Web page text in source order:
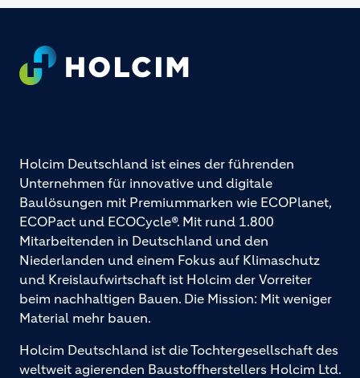
Footer
Holcim Deutschland ist eines der führenden
Unternehmen für innovative und digitale
Baulösungen mit Premiummarken wie ECOPlanet,
ECOPact und ECOCycle®. Mit rund 1.800
Mitarbeitenden in Deutschland und den
Niederlanden und einem Fokus auf Klimaschutz
und Kreislaufwirtschaft ist Holcim der Vorreiter
beim nachhaltigen Bauen. Die Mission: Mit weniger
Material mehr bauen.
Holcim Deutschland ist die Tochtergesellschaft des
weltweit agierenden Baustoffherstellers Holcim Ltd.